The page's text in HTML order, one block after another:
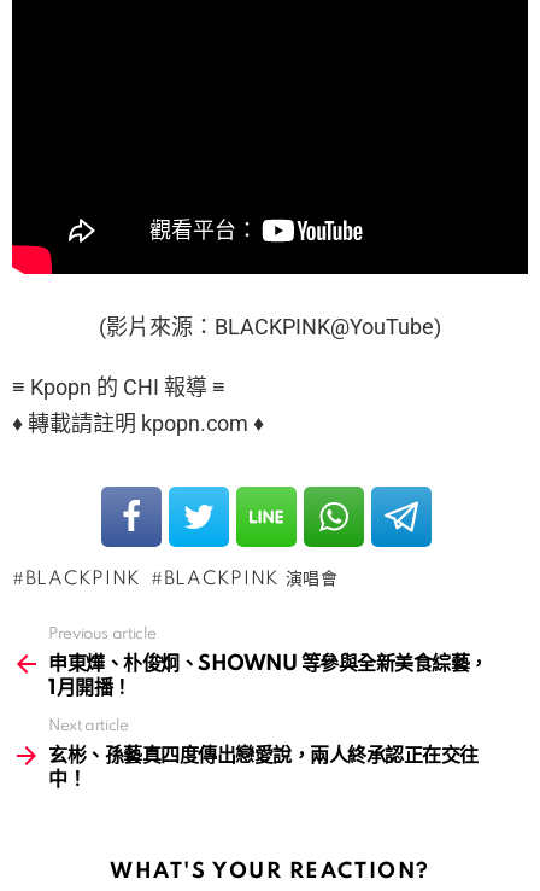
(影片來源：BLACKPINK@YouTube)
≡ Kpopn 的 CHI 報導 ≡
♦ 轉載請註明 kpopn.com ♦
BLACKPINK BLACKPINK 演唱會
more
Previous article
申東燁、朴俊炯、SHOWNU 等參與全新美食綜藝，
1月開播！
Next article
玄彬、孫藝真四度傳出戀愛說，兩人終承認正在交往
中！
WHAT'S YOUR REACTION?